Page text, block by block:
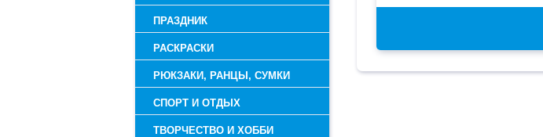
ПРАЗДНИК
РАСКРАСКИ
РЮКЗАКИ, РАНЦЫ, СУМКИ
СПОРТ И ОТДЫХ
ТВОРЧЕСТВО И ХОББИ